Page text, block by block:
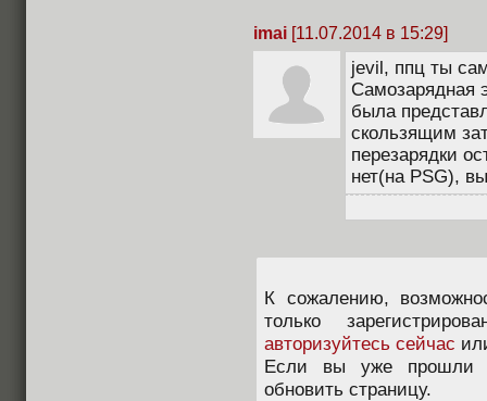
imai [11.07.2014 в 15:29]
jevil, ппц ты
Самозарядная
была
скользящим
перезарядки
нет(на PSG),
К сожалению,
только
авторизуйтесь сейчас
Если вы уже прошли
обновить страницу.